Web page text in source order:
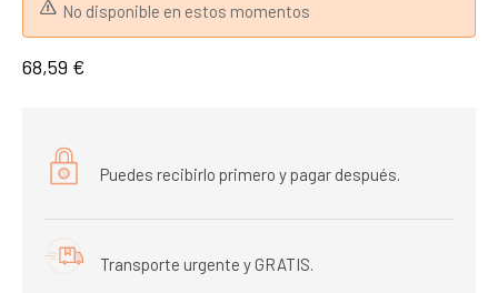
No disponible en estos momentos
68,59 €
Puedes recibirlo primero y pagar después.
Transporte urgente y GRATIS.